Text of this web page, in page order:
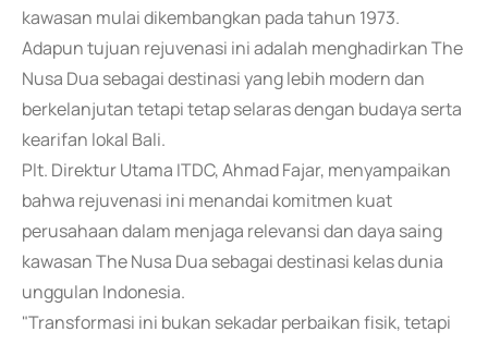
kawasan mulai dikembangkan pada tahun 1973.
Adapun tujuan rejuvenasi ini adalah menghadirkan The
Nusa Dua sebagai destinasi yang lebih modern dan
berkelanjutan tetapi tetap selaras dengan budaya serta
kearifan lokal Bali.
Plt. Direktur Utama ITDC, Ahmad Fajar, menyampaikan
bahwa rejuvenasi ini menandai komitmen kuat
perusahaan dalam menjaga relevansi dan daya saing
kawasan The Nusa Dua sebagai destinasi kelas dunia
unggulan Indonesia.
"Transformasi ini bukan sekadar perbaikan fisik, tetapi